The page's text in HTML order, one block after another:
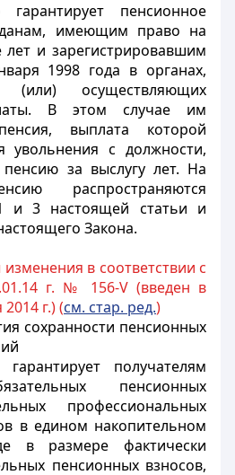
гарантирует пенсионное
имеющим право на
и зарегистрировавшим
1998 года в органах,
осуществляющих
В этом случае им
выплата которой
увольнения с должности,
за выслугу лет. На
распространяются
и 3 настоящей статьи и
Закона.
в соответствии с
г. № 156-V (введен в
г.) (см. стар. ред.)
сохранности пенсионных
гарантирует получателям
пенсионных
профессиональных
в едином накопительном
в размере фактически
пенсионных взносов,